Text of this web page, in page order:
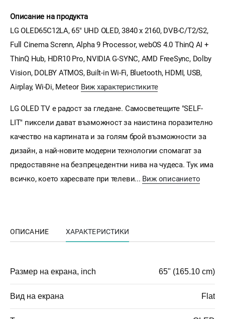
Описание на продукта
LG OLED65C12LA, 65" UHD OLED, 3840 x 2160, DVB-C/T2/S2,
Full Cinema Screnn, Alpha 9 Processor, webOS 4.0 ThinQ AI +
ThinQ Hub, HDR10 Pro, NVIDIA G-SYNC, AMD FreeSync, Dolby
Vision, DOLBY ATMOS, Built-in Wi-Fi, Bluetooth, HDMI, USB,
Airplay, Wi-Di, Meteor Виж характеристиките
LG OLED TV е радост за гледане. Самосветещите "SELF-
LIT" пиксели дават възможност за наистина поразително
качество на картината и за голям брой възможности за
дизайн, а най-новите модерни технологии спомагат за
предоставяне на безпрецедентни нива на чудеса. Тук има
всичко, което харесвате при телеви... Виж описанието
ОПИСАНИЕ ХАРАКТЕРИСТИКИ
Размер на екрана, inch 65" (165.10 cm)
Вид на екрана Flat